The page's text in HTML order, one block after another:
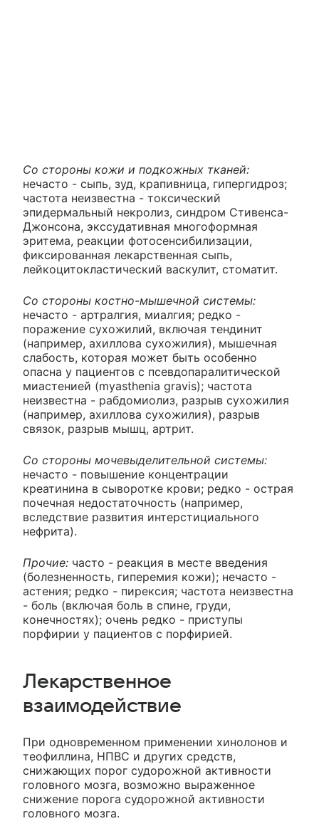
Со стороны кожи и подкожных тканей:
нечасто - сыпь, зуд, крапивница, гипергидроз;
частота неизвестна - токсический
эпидермальный некролиз, синдром Стивенса-
Джонсона, экссудативная многоформная
эритема, реакции фотосенсибилизации,
фиксированная лекарственная сыпь,
лейкоцитокластический васкулит, стоматит.
Со стороны костно-мышечной системы:
нечасто - артралгия, миалгия; редко -
поражение сухожилий, включая тендинит
(например, ахиллова сухожилия), мышечная
слабость, которая может быть особенно
опасна у пациентов с псевдопаралитической
миастенией (myasthenia gravis); частота
неизвестна - рабдомиолиз, разрыв сухожилия
(например, ахиллова сухожилия), разрыв
связок, разрыв мышц, артрит.
Со стороны мочевыделительной системы:
нечасто - повышение концентрации
креатинина в сыворотке крови; редко - острая
почечная недостаточность (например,
вследствие развития интерстициального
нефрита).
Прочие: часто - реакция в месте введения
(болезненность, гиперемия кожи); нечасто -
астения; редко - пирексия; частота неизвестна
- боль (включая боль в спине, груди,
конечностях); очень редко - приступы
порфирии у пациентов с порфирией.
Лекарственное
взаимодействие
При одновременном применении хинолонов и
теофиллина, НПВС и других средств,
снижающих порог судорожной активности
головного мозга, возможно выраженное
снижение порога судорожной активности
головного мозга.